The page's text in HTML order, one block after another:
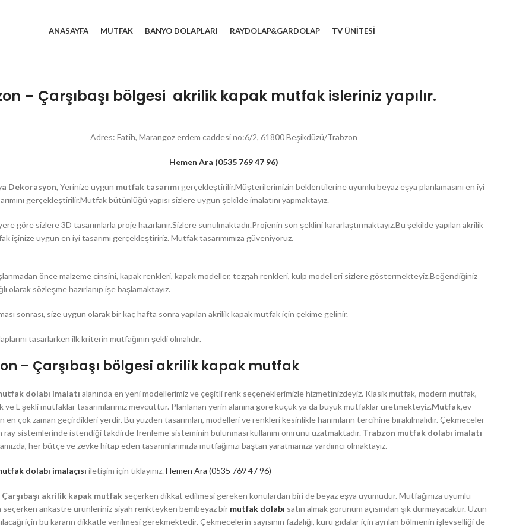
ANASAYFA MUTFAK BANYO DOLAPLARI RAYDOLAP&GARDOLAP TV ÜNITESI
– Çarşıbaşı bölgesi akrilik kapak mutfak isleriniz yapılır.
Adres: Fatih, Marangoz erdem caddesi no:6/2, 61800 Beşikdüzü/Trabzon
Hemen Ara (0535 769 47 96)
Dekorasyon, Yerinize uygun mutfak tasarımı gerçekleştirilir.Müşterilerimizin beklentilerine uyumlu beyaz eşya planlamasını en iyi
gerçekleştirilir.Mutfak bütünlüğü yapısı sizlere uygun şekilde imalatını yapmaktayız.
göre sizlere 3D tasarımlarla proje hazırlanır.Sizlere sunulmaktadır.Projenin son şeklini kararlaştırmaktayız.Bu şekilde yapılan akrilik
işinize uygun en iyi tasarımı gerçekleştiririz. Mutfak tasarımımıza güveniyoruz.
önce malzeme cinsini, kapak renkleri, kapak modeller, tezgah renkleri, kulp modelleri sizlere göstermekteyiz.Beğendiğiniz
olarak sözleşme hazırlanıp işe başlamaktayız.
sonrası, size uygun olarak bir kaç hafta sonra yapılan akrilik kapak mutfak için çekime gelinir.
tasarlarken ilk kriterin mutfağının şekli olmalıdır.
– Çarşıbaşı bölgesi akrilik kapak mutfak
dolabı imalatı alanında en yeni modellerimiz ve çeşitli renk seçeneklerimizle hizmetinizdeyiz. Klasik mutfak, modern mutfak,
ve L şekli mutfaklar tasarımlarımız mevcuttur. Planlanan yerin alanına göre küçük ya da büyük mutfaklar üretmekteyiz.Mutfak,ev
en çok zaman geçirdikleri yerdir. Bu yüzden tasarımları, modelleri ve renkleri kesinlikle hanımların tercihine bırakılmalıdır. Çekmeceler
ray sistemlerinde istendiği takdirde frenleme sisteminin bulunması kullanım ömrünü uzatmaktadır. Trabzon mutfak dolabı imalatı
her bütçe ve zevke hitap eden tasarımlarımızla mutfağınızı baştan yaratmanıza yardımcı olmaktayız.
dolabı imalaçısı iletişim için tıklayınız. Hemen Ara (0535 769 47 96)
Çarşıbaşı akrilik kapak mutfakseçerken dikkat edilmesi gereken konulardan biri de beyaz eşya uyumudur. Mutfağınıza uyumlu
seçerken ankastre ürünleriniz siyah renkteyken bembeyaz bir mutfak dolabı satın almak görünüm açısından şık durmayacaktır. Uzun
için bu kararın dikkatle verilmesi gerekmektedir. Çekmecelerin sayısının fazlalığı, kuru gıdalar için ayrılan bölmenin işlevselliği de
RAYDOLAP &
GARDOLAP
Lake Gardolap
Membran Kapak Gardolap
Gömme Raydolap
DIĞER HIZMETLERIMIZ
Tv Ünitesi
Komidin